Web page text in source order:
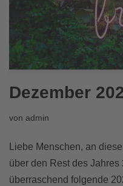
Dezember
von admin
Liebe Menschen, an
über den Rest des
überraschend folgende